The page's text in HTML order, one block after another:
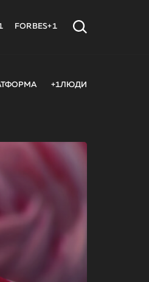
FORBES+1
+1ЛЮДИ